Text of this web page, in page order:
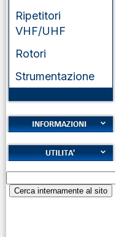
Ripetitori
VHF/UHF
Rotori
Strumentazione
Cookies
Diritto di recesso
Garanzie
Alfabeto Fonetico
ICAO